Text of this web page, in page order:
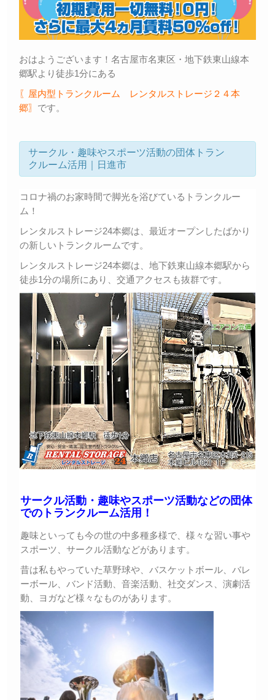
おはようございます！名古屋市名東区・地下鉄東山線本
郷駅より徒歩1分にある
〖屋内型トランクルーム レンタルストレージ２４本
郷〗 です。
サークル・趣味やスポーツ活動の団体トラン
クルーム活用｜日進市
コロナ禍のお家時間で脚光を浴びているトランクルー
ム！
レンタルストレージ24本郷は、最近オープンしたばかり
の新しいトランクルームです。
レンタルストレージ24本郷は、地下鉄東山線本郷駅から
徒歩1分の場所にあり、交通アクセスも抜群です。
サークル活動・趣味やスポーツ活動などの団体
でのトランクルーム活用！
趣味といっても今の世の中多種多様で、様々な習い事や
スポーツ、サークル活動などがあります。
昔は私もやっていた草野球や、バスケットボール、バレ
ーボール、バンド活動、音楽活動、社交ダンス、演劇活
動、ヨガなど様々なものがあります。